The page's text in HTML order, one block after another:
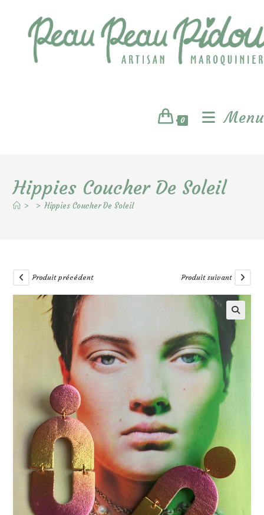
0 Menu
Hippies Coucher De Soleil
> > Hippies Coucher De Soleil
Produit précédent Produit suivant
🔍